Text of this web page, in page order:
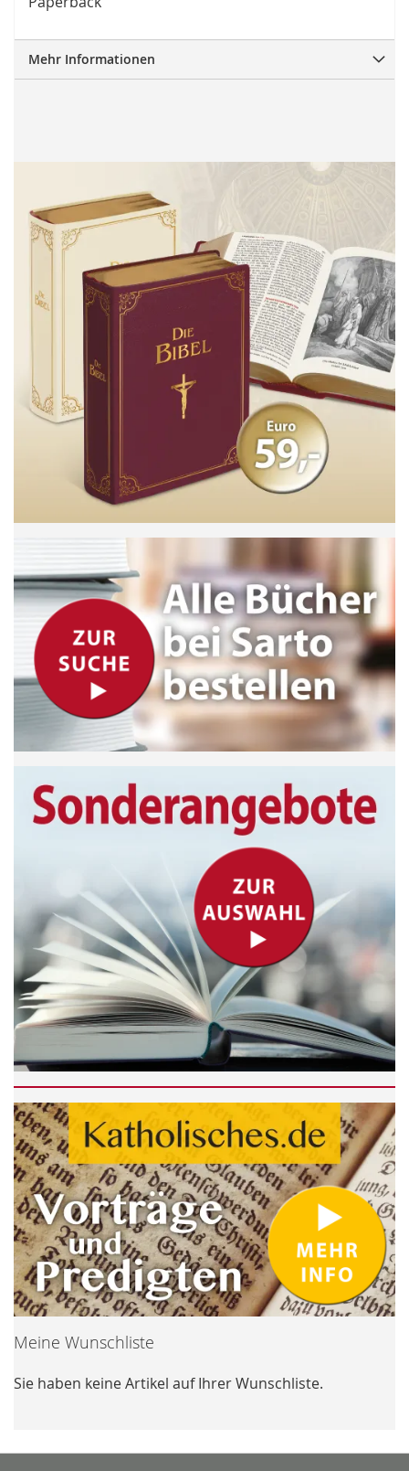
Mehr Informationen
Meine Wunschliste
Sie haben keine Artikel auf Ihrer Wunschliste.